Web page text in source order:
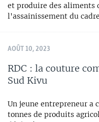
et produire des aliments
l'assainissement du
AOÛT 10, 2023
RDC : la couture
Sud Kivu
Un jeune entrepreneur a
tonnes de produits